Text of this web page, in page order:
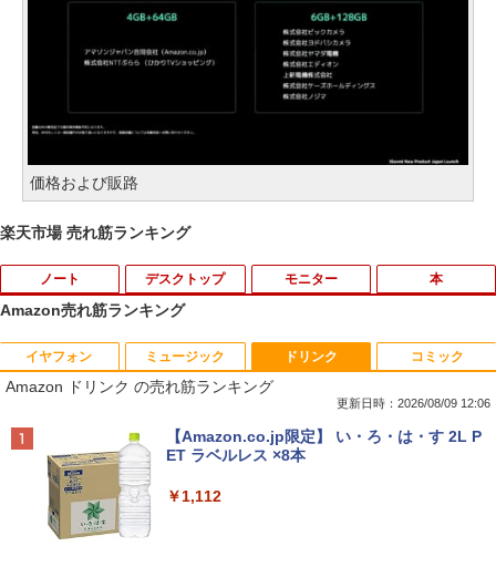
価格および販路
楽天市場 売れ筋ランキング
ノート
1
【今だけ】全品ポイント10倍 お買い物マ
ラソン★8/4～8/11★中古パソコン ノー
トPC Lenovo ThinkPad E590 Core i3 8
145U メモリ8GB / 16GB / 32GB SSD M.
2 PCIe256GB / 512GB / 1TB Windows1
1 Pro 64bit【送料無料】【1年保証】
￥15,800
デスクトップ
1
「3500U/4300Uより速い」 NiPoGi ミニ
pc Ryzen Embedded R2544初登場 8G
B+256GB 4TB拡張可 mini pc Windows
11 Pro 動作より高速 4K×3画面出力 ミニ
パソコン HDMI2.0+DP1.4 静音性 小型pc
豊富な端子Type-C USB3.2 有線LAN WI
モニター
1
【中古良品】【安心保証】Princeton 21.
5型ワイドカラー液晶ディスプレイ PTF
WDE-22W / PTFBDE-22W ブラック/ ホ
ワイト色 スピーカー搭載 プリンストン
￥4,050
本
1
ちいかわ なんか小さくてかわいいやつ
（7）なんか飛び出ていろいろ貼れるフォ
トアルバム付き特装版 （講談社キャラク
ターズA） [ ナガノ ]
￥3,630
Amazon売れ筋ランキング
イヤフォン
Anker Soundcore P40i オフホワイト
ミュージック
BRUCE WAYNE feat. Flo Milli, ATL Jacob
[Explicit]
￥250
ドリンク
Amazon ドリンク の売れ筋ランキング
更新日時：2026/08/09 12:06
【Amazon.co.jp限定】 い・ろ・は・す 2L P
ET ラベルレス ×8本
￥1,112
コミック